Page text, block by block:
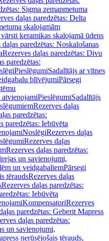
Sigma zemapmetuma
daļas paredzētas: Delta
skalojamām
keramikas skalojamā ūdens
daļas paredzētas: Noskalošanas
Rezerves daļas paredzētas: Divu
paredzētas:
PieslēgumiSadalītājs ar vītnes
blīvējumiPārsegi
atvienojamiPieslēgumiSadalītājs
Rezerves daļas
paredzētas:
paredzētas: Iebūvēta
NoslēgiRezerves daļas
Rezerves daļas
Rezerves daļas paredzētas:
un savienojumi,
un veidgabaliemPārsegi
tēraudsRezerves daļas
Rezerves daļas paredzētas:
Iebūvēta
KompensatoriRezerves
paredzētas: Geberit Mapress
daļas paredzētas:
un savienojumi,
nerūsējošais tērauds,